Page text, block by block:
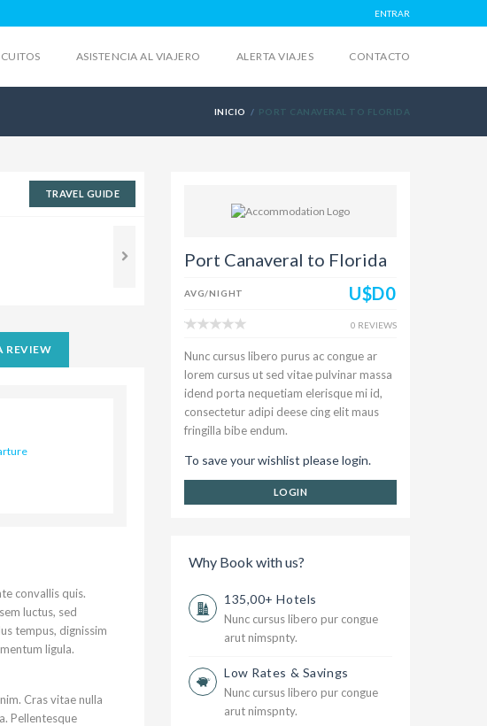
ENTRAR
ASISTENCIA AL VIAJERO ALERTA VIAJES CONTACTO
INICIO PORT CANAVERAL TO FLORIDA
TRAVEL GUIDE
REVIEW
convallis quis.
luctus, sed
tempus, dignissim
ligula.
Cras vitae nulla
Pellentesque
Port Canaveral to Florida
AVG/NIGHT U$D0
0 REVIEWS
Nunc cursus libero purus ac congue ar
lorem cursus ut sed vitae pulvinar massa
idend porta nequetiam elerisque mi id,
consectetur adipi deese cing elit maus
fringilla bibe endum.
To save your wishlist please login.
LOGIN
Why Book with us?
135,00+ Hotels
Nunc cursus libero pur congue
arut nimspnty.
Low Rates & Savings
Nunc cursus libero pur congue
arut nimspnty.